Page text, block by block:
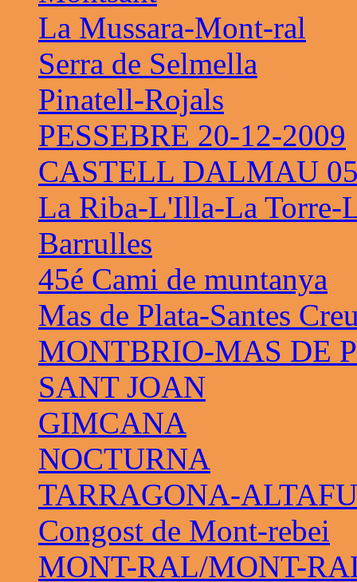
La Mussara-Mont-ral
Serra de Selmella
Pinatell-Rojals
PESSEBRE 20-12-2009
CASTELL DALMAU
La Riba-L'Illa-La Torre-
Barrulles
45é Cami de muntanya
Mas de Plata-Santes
MONTBRIO-MAS DE
SANT JOAN
GIMCANA
NOCTURNA
TARRAGONA-
Congost de Mont-rebei
MONT-RAL/MONT-